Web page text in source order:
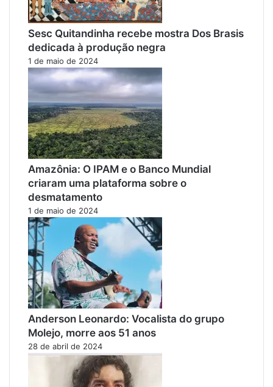
Sesc Quitandinha recebe mostra Dos Brasis
dedicada à produção negra
1 de maio de 2024
Amazônia: O IPAM e o Banco Mundial
criaram uma plataforma sobre o
desmatamento
1 de maio de 2024
Anderson Leonardo: Vocalista do grupo
Molejo, morre aos 51 anos
28 de abril de 2024